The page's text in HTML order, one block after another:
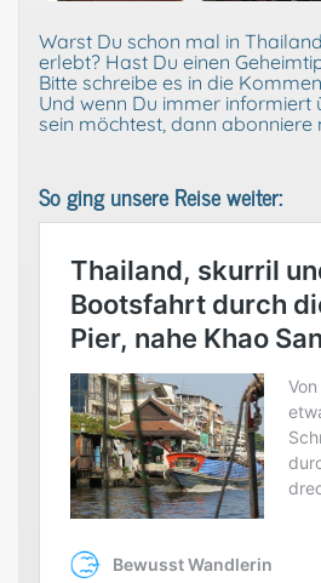
Warst Du schon mal in
erlebt? Hast Du einen
Bitte schreibe es in die
Und wenn Du immer informiert
sein möchtest, dann abonniere
So ging unsere Reise weiter: